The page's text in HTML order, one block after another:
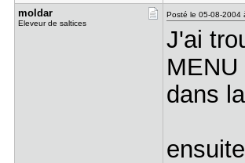
moldar
Eleveur de saltices
Posté le 05-08-2004
J'ai
dans